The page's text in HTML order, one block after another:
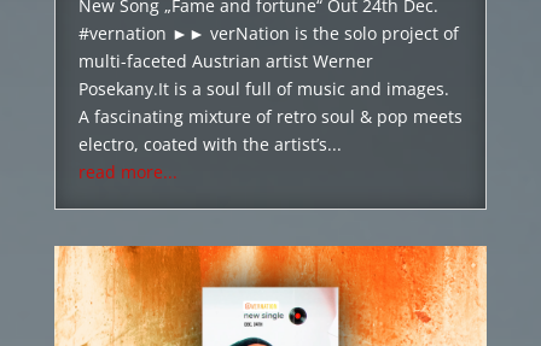
New Song „Fame and fortune“ Out 24th Dec.
#vernation ►► verNation is the solo project of
multi-faceted Austrian artist Werner
Posekany.It is a soul full of music and images.
A fascinating mixture of retro soul & pop meets
electro, coated with the artist’s...
read more...